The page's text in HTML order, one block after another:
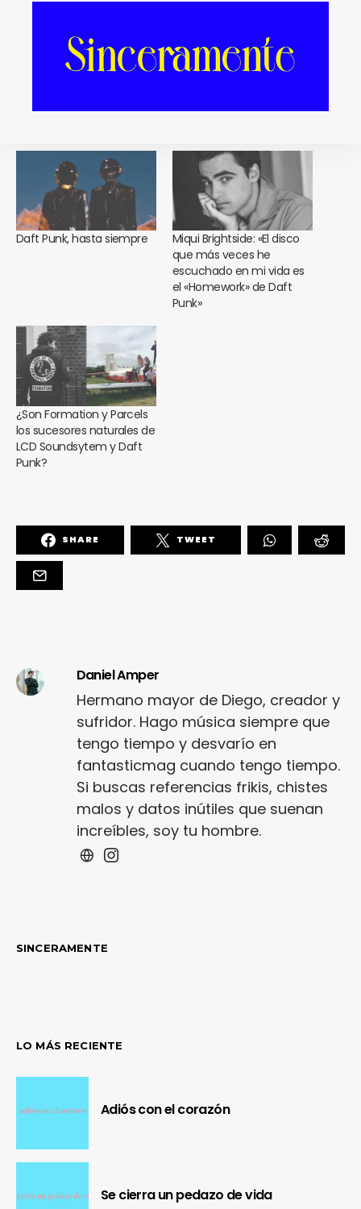
Facebook Twitter Print E-mail
Daft Punk, hasta siempre
Miqui Brightside: «El disco
que más veces he
escuchado en mi vida es
el «Homework» de Daft
Punk»
¿Son Formation y Parcels
los sucesores naturales de
LCD Soundsytem y Daft
Punk?
SHARE TWEET
Daniel Amper
Hermano mayor de Diego, creador y
sufridor. Hago música siempre que
tengo tiempo y desvarío en
fantasticmag cuando tengo tiempo.
Si buscas referencias frikis, chistes
malos y datos inútiles que suenan
increíbles, soy tu hombre.
SINCERAMENTE
LO MÁS RECIENTE
Adiós con el corazón
Se cierra un pedazo de vida